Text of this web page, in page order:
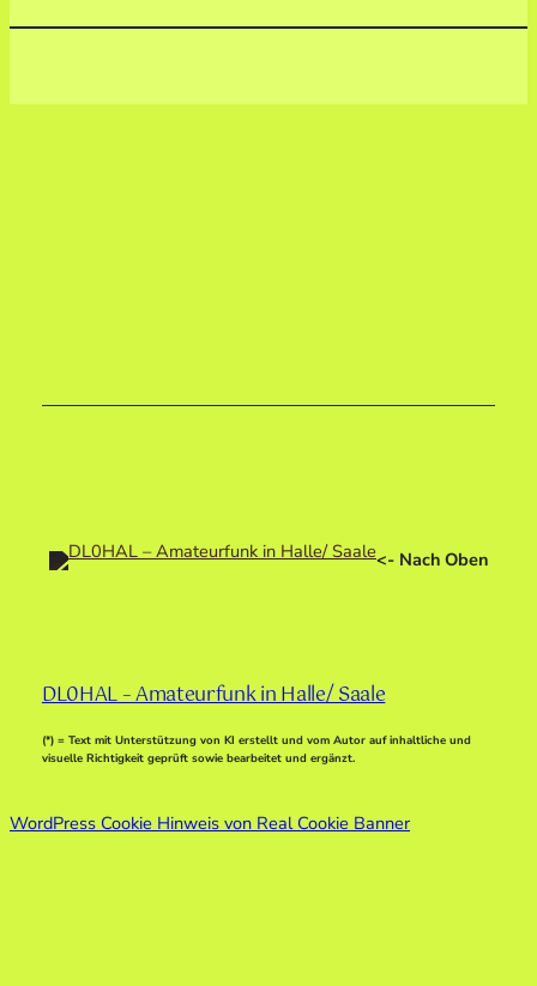
<- Nach Oben
DL0HAL – Amateurfunk in Halle/ Saale
(*) = Text mit Unterstützung von KI erstellt und vom Autor auf inhaltliche und
visuelle Richtigkeit geprüft sowie bearbeitet und ergänzt.
WordPress Cookie Hinweis von Real Cookie Banner